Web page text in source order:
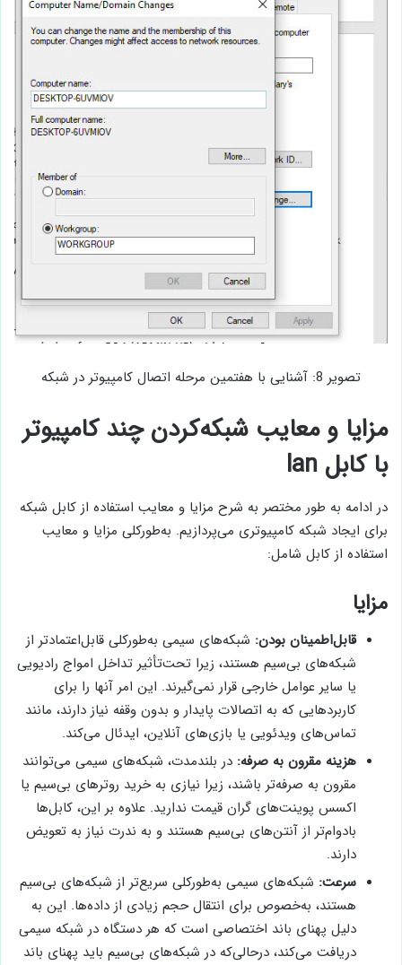
تصویر 8: آشنایی با هفتمین مرحله اتصال کامپیوتر در شبکه
مزایا و معایب شبکه‌کردن چند کامپیوتر
با کابل lan
در ادامه به طور مختصر به شرح مزایا و معایب استفاده از کابل شبکه
برای ایجاد شبکه کامپیوتری می‌پردازیم. به‌طورکلی مزایا و معایب
استفاده از کابل شامل:
مزایا
قابل‌اطمینان بودن: شبکه‌های سیمی به‌طورکلی قابل‌اعتمادتر از
شبکه‌های بی‌سیم هستند، زیرا تحت‌تأثیر تداخل امواج رادیویی
یا سایر عوامل خارجی قرار نمی‌گیرند. این امر آنها را برای
کاربردهایی که به اتصالات پایدار و بدون وقفه نیاز دارند، مانند
تماس‌های ویدئویی یا بازی‌های آنلاین، ایدئال می‌کند.
هزینه مقرون به صرفه: در بلندمدت، شبکه‌های سیمی می‌توانند
مقرون به صرفه‌تر باشند، زیرا نیازی به خرید روترهای بی‌سیم یا
اکسس پوینت‌های گران قیمت ندارید. علاوه بر این، کابل‌ها
بادوام‌تر از آنتن‌های بی‌سیم هستند و به ندرت نیاز به تعویض
دارند.
سرعت: شبکه‌های سیمی به‌طورکلی سریع‌تر از شبکه‌های بی‌سیم
هستند، به‌خصوص برای انتقال حجم زیادی از داده‌ها. این به
دلیل پهنای باند اختصاصی است که هر دستگاه در شبکه سیمی
دریافت می‌کند، درحالی‌که در شبکه‌های بی‌سیم باید پهنای باند